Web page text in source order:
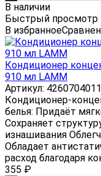
В наличии
Быстрый просмотр
В избранное
Кондиционер
910 мл LAMM
Артикул:
Кондиционер-
белья: Придаёт
Сохраняет
изнашивания
Обладает
расход благодаря
355 ₽